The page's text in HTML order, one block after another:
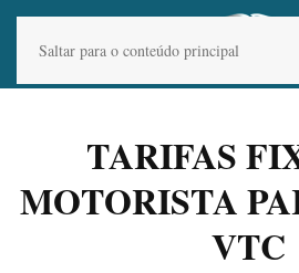
Saltar para o conteúdo principal
TARIFAS
MOTORISTA
VTC